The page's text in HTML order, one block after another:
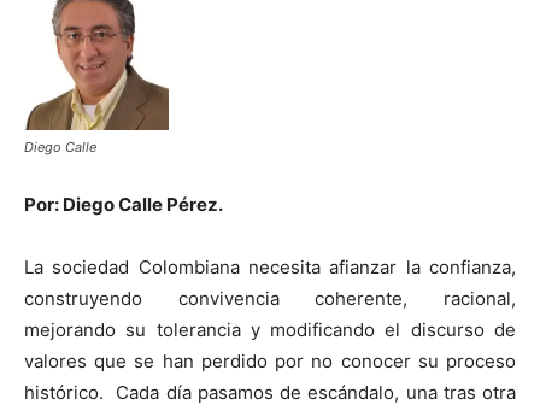
Diego Calle
Por: Diego Calle Pérez.
La sociedad Colombiana necesita afianzar la confianza,
construyendo convivencia coherente, racional,
mejorando su tolerancia y modificando el discurso de
valores que se han perdido por no conocer su proceso
histórico. Cada día pasamos de escándalo, una tras otra